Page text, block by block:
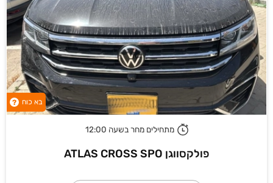
בא כוח ?
מתחילים מחר בשעה 12:00
פולקסווגן ATLAS CROSS SPO